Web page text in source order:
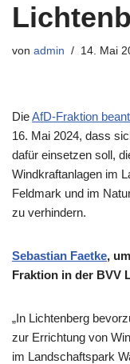
von admin 14. Mai
DieAfD-Fraktion
16. Mai 2024, dass
dafür einsetzen soll,
Windkraftanlagen im
Feldmark und im
zu verhindern.
Sebastian Faetke,
Fraktion in der BVV
„In Lichtenberg
zur Errichtung von
im Landschaftspark